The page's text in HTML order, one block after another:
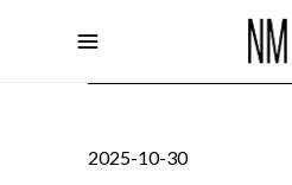
2025-10-30